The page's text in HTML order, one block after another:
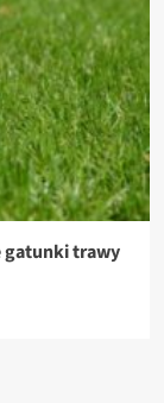
gatunki trawy